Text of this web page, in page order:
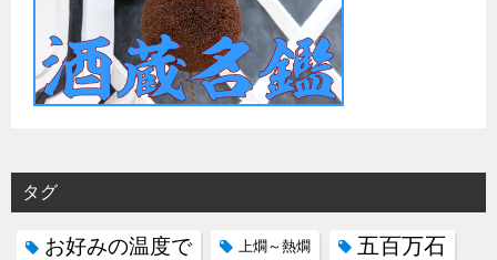
タグ
お好みの温度で 上燗～熱燗 五百万石